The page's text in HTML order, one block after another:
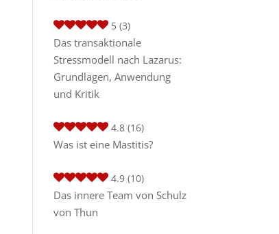
5 (3)
Das transaktionale
Stressmodell nach Lazarus:
Grundlagen, Anwendung
und Kritik
4.8 (16)
Was ist eine Mastitis?
4.9 (10)
Das innere Team von Schulz
von Thun